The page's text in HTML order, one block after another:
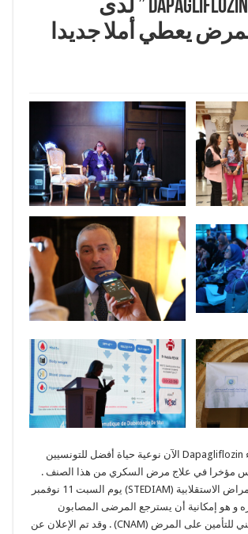
تونس : استرجاع مصاريف دواء “Dapagliflozin ” لدى
يعطي أملا جديدا
نظرًا لتأثيره الكبير على التحكم في نسبة السكر في الدم يوفر دواء Dapagliflozin الآن نوعية حياة أفضل للتونسيين
وقد أعلنت الجمعية التونسية لأمراض الغدد الصماء و السكري و الأمراض الاستقلابية (STEDIAM) يوم السبت 11 نوفمبر
و هو إمكانية أن يسترجع المرضى المصابون
بالسكري صنف 2 مصاريف دواء Dapagliflozin لدى الصندوق الوطني للتأمين على المرض (CNAM) . وقد تم الإعلان عن